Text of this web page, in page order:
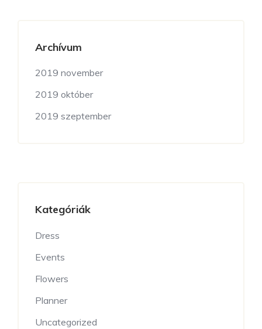
Archívum
2019 november
2019 október
2019 szeptember
Kategóriák
Dress
Events
Flowers
Planner
Uncategorized